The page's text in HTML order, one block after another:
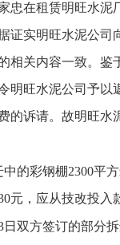
忠在租赁明旺水泥
证实明旺水泥公司
相关内容一致。鉴
明旺水泥公司予以
的诉请。故明旺水
的彩钢棚2300平
元，应从技改投入
日双方签订的部分